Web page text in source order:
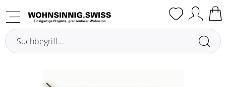
ÜbersichtSonstige Deko- & Geschenkartikel